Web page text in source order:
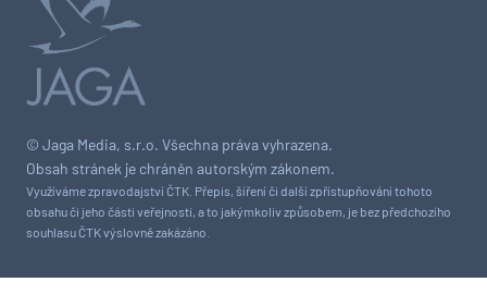
© Jaga Media, s.r.o. Všechna práva vyhrazena.
Obsah stránek je chráněn autorským zákonem.
Využíváme zpravodajství ČTK. Přepis, šíření či další zpřístupňování tohoto
obsahu či jeho části veřejnosti, a to jakýmkoliv způsobem, je bez předchozího
souhlasu ČTK výslovně zakázáno.